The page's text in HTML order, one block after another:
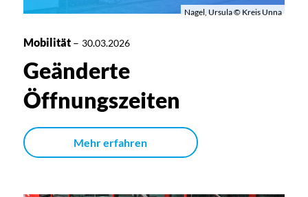
Nagel, Ursula © Kreis Unna
Mobilität– 30.03.2026
Geänderte
Öffnungszeiten
Mehr erfahren